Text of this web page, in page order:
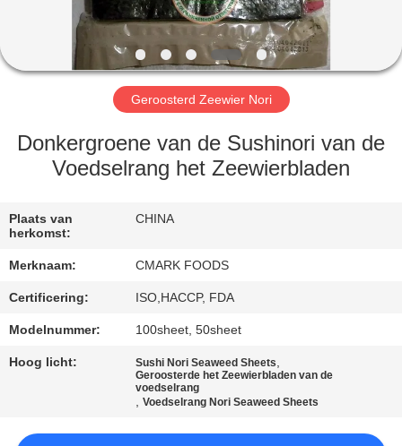
FABRIEKSTOUR
KWALITEITSCONTROLE
CONTACT
ONS
OP
NIEUWS
Geroosterd Zeewier Nori
Donkergroene van de Sushinori van de
Voedselrang het Zeewierbladen
Plaats van
herkomst:
CHINA
Merknaam: CMARK FOODS
Certificering: ISO,HACCP, FDA
Modelnummer: 100sheet, 50sheet
Hoog licht: Sushi Nori Seaweed Sheets,
Geroosterde het Zeewierbladen van de
voedselrang
,Voedselrang Nori Seaweed Sheets